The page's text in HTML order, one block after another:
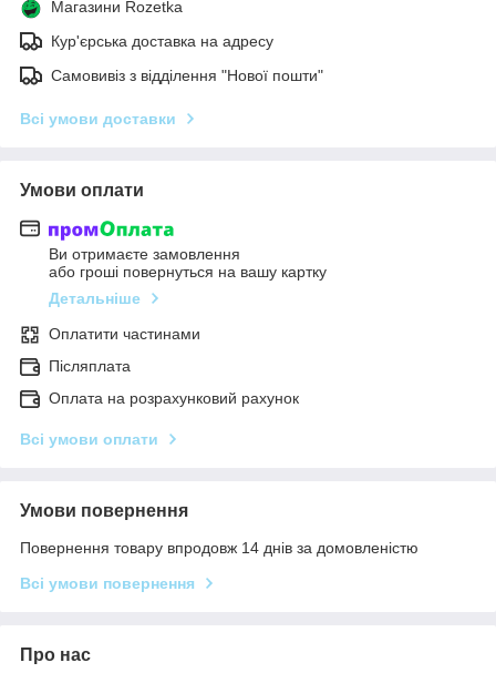
Магазини Rozetka
Кур'єрська доставка на адресу
Самовивіз з відділення "Нової пошти"
Всі умови доставки
Умови оплати
Ви отримаєте замовлення
або гроші повернуться на вашу картку
Детальніше
Оплатити частинами
Післяплата
Оплата на розрахунковий рахунок
Всі умови оплати
Умови повернення
Повернення товару впродовж 14 днів за домовленістю
Всі умови повернення
Про нас